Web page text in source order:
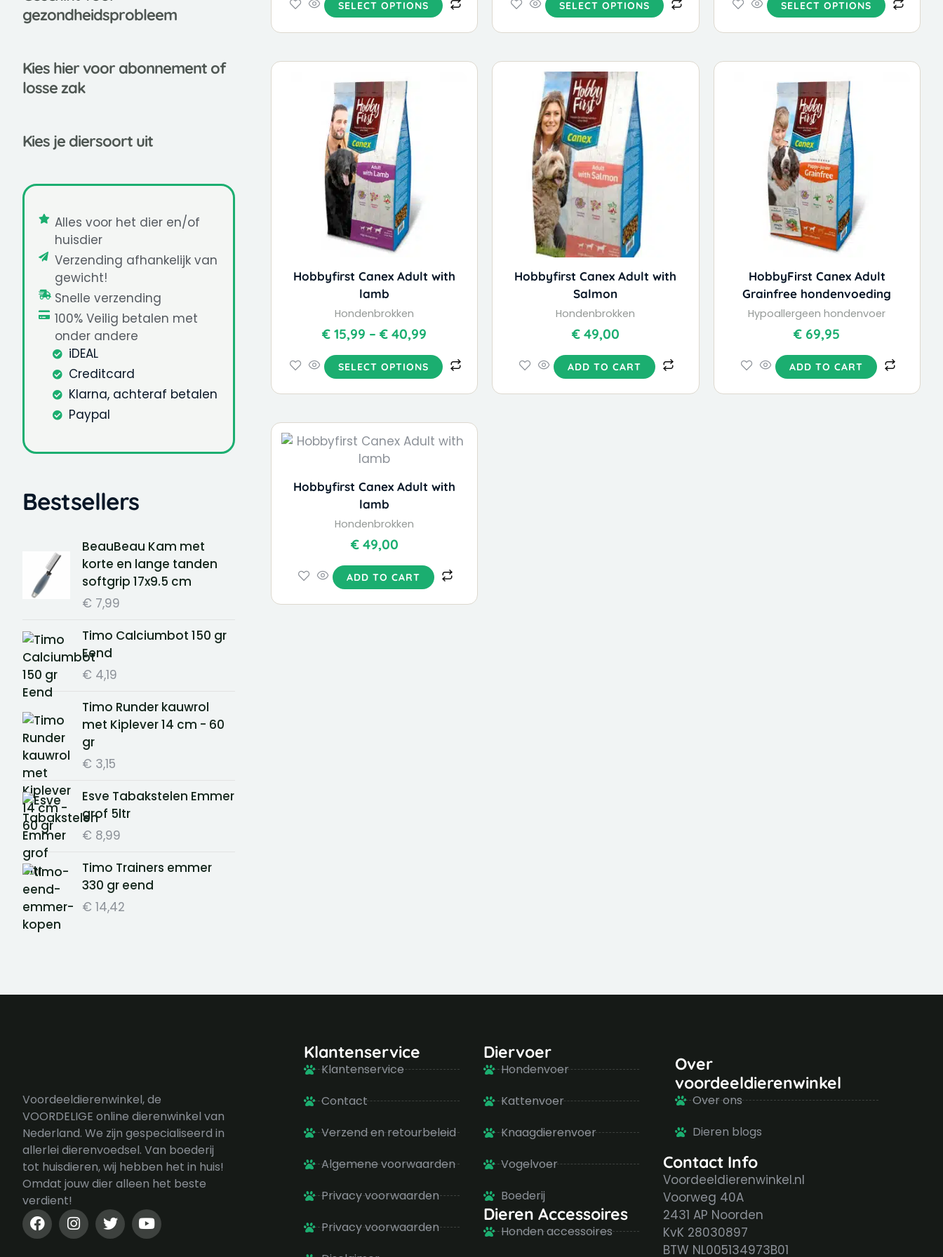
gezondheidsprobleem
Kies hier voor abonnement of
losse zak
Kies je diersoort uit
Alles voor het dier en/of
huisdier
Verzending afhankelijk van
gewicht!
Snelle verzending
100% Veilig betalen met
onder andere
iDEAL
Creditcard
Klarna, achteraf betalen
Paypal
Bestsellers
BeauBeau Kam met
korte en lange tanden
softgrip 17x9.5 cm
€ 7,99
Timo Calciumbot 150 gr
Eend
€ 4,19
Timo Runder kauwrol
met Kiplever 14 cm - 60
gr
€ 3,15
Esve Tabakstelen Emmer
grof 5ltr
€ 8,99
Timo Trainers emmer
330 gr eend
€ 14,42
SELECT OPTIONS SELECT OPTIONS SELECT OPTIONS
Hobbyfirst Canex Adult with
lamb
Hondenbrokken
€ 15,99 – € 40,99
SELECT OPTIONS
product
has
multiple
variants.
The
options
may
be
chosen
on
product
page
Hobbyfirst Canex Adult with
Salmon
Hondenbrokken
€49,00
ADD TO CART
HobbyFirst Canex Adult
Grainfree hondenvoeding
Hypoallergeen hondenvoer
€ 69,95
ADD TO CART
Hobbyfirst Canex Adult with
lamb
Hondenbrokken
€49,00
ADD TO CART
Voordeeldierenwinkel, de
VOORDELIGE online dierenwinkel van
Nederland. We zijn gespecialiseerd in
allerlei dierenvoedsel. Van boederij
tot huisdieren, wij hebben het in huis!
Omdat jouw dier alleen het beste
verdient!
F
a
c
I
n
s
T
w
i
Y
o
u
Klantenservice
Klantenservice
Contact
Verzend en retourbeleid
Algemene voorwaarden
Privacy voorwaarden
Privacy voorwaarden
Diervoer
Hondenvoer
Kattenvoer
Knaagdierenvoer
Vogelvoer
Boederij
Dieren Accessoires
Honden accessoires
Over
voordeeldierenwinkel
Over ons
Dieren blogs
Contact Info
Voordeeldierenwinkel.nl
Voorweg 40A
2431 AP Noorden
KvK 28030897
BTW NL005134973B01